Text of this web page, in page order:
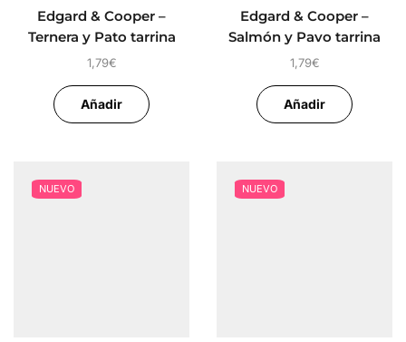
Edgard & Cooper –
Ternera y Pato tarrina
perro 150 gr
1,79€
Añadir
Edgard & Cooper –
Salmón y Pavo tarrina
perro 150 gr
1,79€
Añadir
NUEVO NUEVO